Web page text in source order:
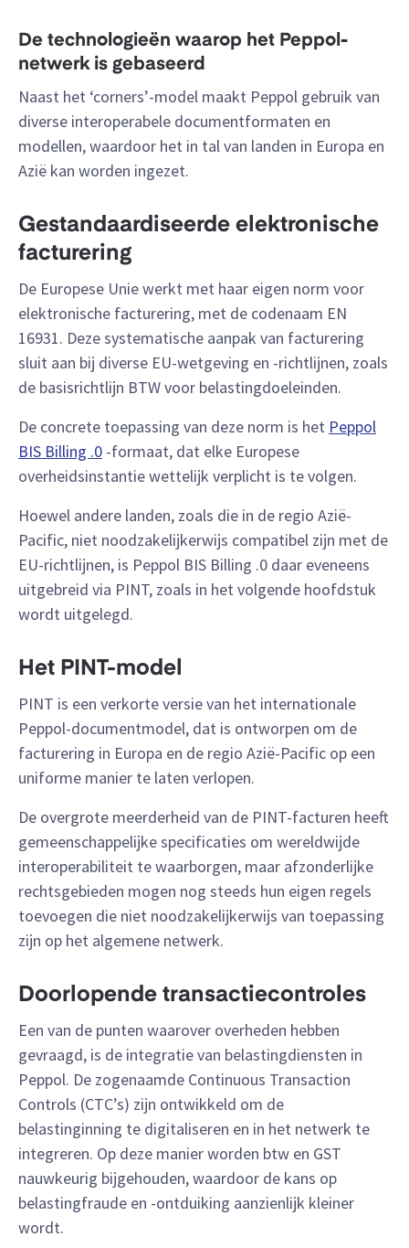
De technologieën waarop het Peppol-
netwerk is gebaseerd
Naast het ‘corners’-model maakt Peppol gebruik van
diverse interoperabele documentformaten en
modellen, waardoor het in tal van landen in Europa en
Azië kan worden ingezet.
Gestandaardiseerde elektronische
facturering
De Europese Unie werkt met haar eigen norm voor
elektronische facturering, met de codenaam EN
16931. Deze systematische aanpak van facturering
sluit aan bij diverse EU-wetgeving en -richtlijnen, zoals
de basisrichtlijn BTW voor belastingdoeleinden.
De concrete toepassing van deze norm is het Peppol
BIS Billing .0 -formaat, dat elke Europese
overheidsinstantie wettelijk verplicht is te volgen.
Hoewel andere landen, zoals die in de regio Azië-
Pacific, niet noodzakelijkerwijs compatibel zijn met de
EU-richtlijnen, is Peppol BIS Billing .0 daar eveneens
uitgebreid via PINT, zoals in het volgende hoofdstuk
wordt uitgelegd.
Het PINT-model
PINT is een verkorte versie van het internationale
Peppol-documentmodel, dat is ontworpen om de
facturering in Europa en de regio Azië-Pacific op een
uniforme manier te laten verlopen.
De overgrote meerderheid van de PINT-facturen heeft
gemeenschappelijke specificaties om wereldwijde
interoperabiliteit te waarborgen, maar afzonderlijke
rechtsgebieden mogen nog steeds hun eigen regels
toevoegen die niet noodzakelijkerwijs van toepassing
zijn op het algemene netwerk.
Doorlopende transactiecontroles
Een van de punten waarover overheden hebben
gevraagd, is de integratie van belastingdiensten in
Peppol. De zogenaamde Continuous Transaction
Controls (CTC’s) zijn ontwikkeld om de
belastinginning te digitaliseren en in het netwerk te
integreren. Op deze manier worden btw en GST
nauwkeurig bijgehouden, waardoor de kans op
belastingfraude en -ontduiking aanzienlijk kleiner
wordt.